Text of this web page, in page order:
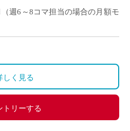
を募集 […]
週6～8コマ担当の場合の月額モ
開始の場合は、日割計算になり
しく見る
トリーする